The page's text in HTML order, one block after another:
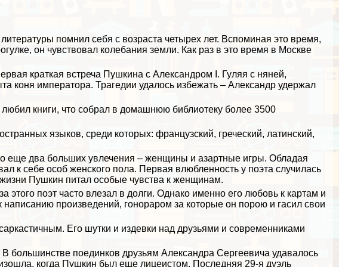
помнил себя с возраста четырех лет. Вспоминая это время,
он чувствовал колебания земли. Как раз в это время в Москве
краткая встреча Пушкина с Александром I. Гуляя с няней,
коня императора. Трагедии удалось избежать – Александр удержал
книги, что собрал в домашнюю библиотеку более 3500
языков, среди которых: французский, греческий, латинский,
еще два больших увлечения – женщины и азapтные игры. Обладая
к себе особ женского пола. Первая влюбленность у поэта случилась
Пушкин питал особые чувства к женщинам.
поэт часто влезал в долги. Однако именно его любовь к картам и
произведений, гонораром за которые он порою и гасил свои
Его шутки и издeвки над друзьями и современниками
В большинстве поединков друзьям Александра Сергеевича удавалось
когда Пушкин был еще лицеистом. Последняя 29-я дуэль